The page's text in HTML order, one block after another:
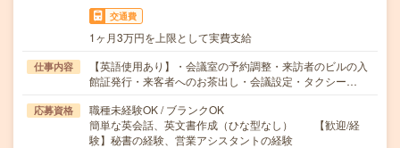
交通費
1ヶ月3万円を上限として実費支給
仕事内容
【英語使用あり】・会議室の予約調整・来訪者のビルの入
館証発行・来客者へのお茶出し・会議設定・タクシー…
応募資格
職種未経験OK / ブランクOK
簡単な英会話、英文書作成（ひな型なし） 【歓迎/経
験】秘書の経験、営業アシスタントの経験